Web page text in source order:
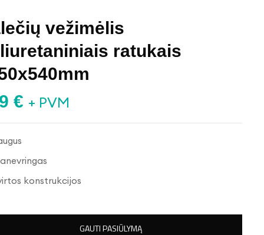
vežimėlis
ratukais
€ + PVM
konstrukcijos
GAUTI PASIŪLYMĄ